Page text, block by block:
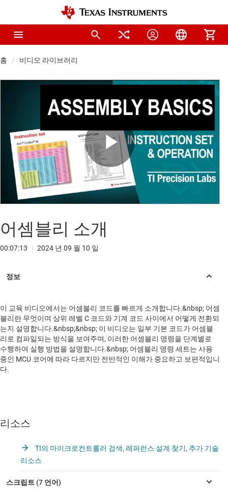
홈 비디오 라이브러리
Play
어셈블리 소개
00:07:13 | 2024 년 09 월 10 일
이 교육 비디오에서는 어셈블리 코드를 빠르게 소개합니다.&nbsp; 어셈
블리란 무엇이며 상위 레벨 C 코드와 기계 코드 사이에서 어떻게 전환되
는지 설명합니다.&nbsp;&nbsp; 이 비디오는 일부 기본 코드가 어셈블
리로 컴파일되는 방식을 보여주며, 이러한 어셈블리 명령을 단계별로
수행하여 실행 방법을 설명합니다.&nbsp; 어셈블리 명령 세트는 사용
중인 MCU 코어에 따라 다르지만 전반적인 이해가 중요하고 보편적입니
다.
리소스
TI의 마이크로컨트롤러 검색, 레퍼런스 설계 찾기, 추가 기술
리소스